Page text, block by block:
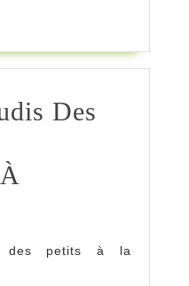
Des
des petits à la